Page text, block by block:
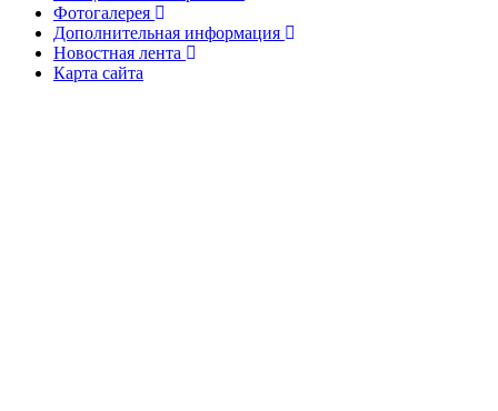
Фотогалерея
Дополнительная информация
Новостная лента
Карта сайта